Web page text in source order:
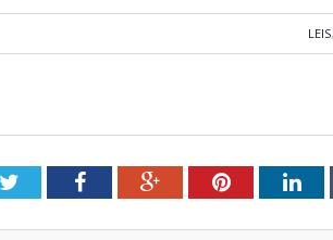
LEIS,
TwitterFacebookGoogle+Pinterest